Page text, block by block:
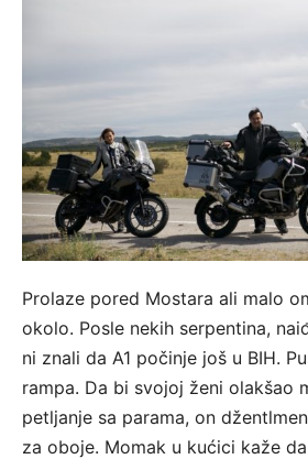
Prolaze pored Mostara ali malo
okolo. Posle nekih serpentina,
ni znali da A1 počinje još u BIH.
rampa. Da bi svojoj ženi olakšao
petljanje sa parama, on
za oboje. Momak u kućici kaže